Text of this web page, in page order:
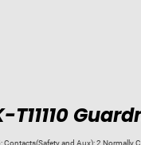
T11110
and Aux): 2 Normally